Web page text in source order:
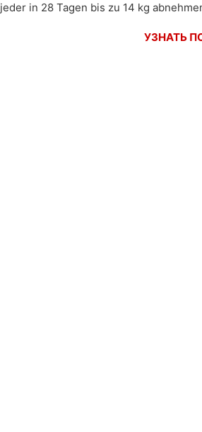
jeder in 28 Tagen bis zu 14 kg
УЗНАТЬ